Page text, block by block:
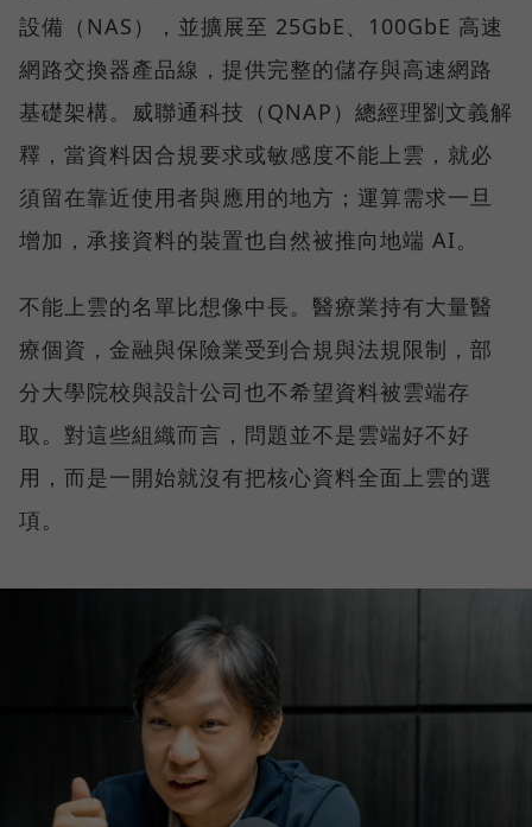
設備（NAS），並擴展至 25GbE、100GbE 高速
網路交換器產品線，提供完整的儲存與高速網路
基礎架構。威聯通科技（QNAP）總經理劉文義解
釋，當資料因合規要求或敏感度不能上雲，就必
須留在靠近使用者與應用的地方；運算需求一旦
增加，承接資料的裝置也自然被推向地端 AI。
不能上雲的名單比想像中長。醫療業持有大量醫
療個資，金融與保險業受到合規與法規限制，部
分大學院校與設計公司也不希望資料被雲端存
取。對這些組織而言，問題並不是雲端好不好
用，而是一開始就沒有把核心資料全面上雲的選
項。